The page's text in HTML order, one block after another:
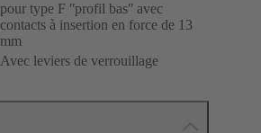
pour type F ʺprofil basʺ avec
contacts à insertion en force de 13
mm
Avec leviers de verrouillage